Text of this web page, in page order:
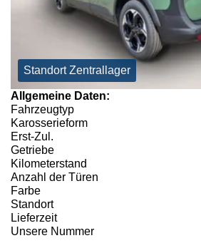
Standort Zentrallager
Allgemeine Daten:
Fahrzeugtyp
Karosserieform
Erst-Zul.
Getriebe
Kilometerstand
Anzahl der Türen
Farbe
Standort
Lieferzeit
Unsere Nummer